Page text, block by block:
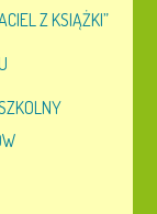
Z KSIĄŻKI”